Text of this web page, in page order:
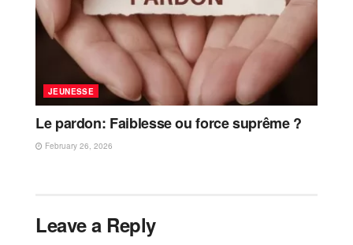
JEUNESSE
Le pardon: Faiblesse ou force suprême ?
February 26, 2026
Leave a Reply